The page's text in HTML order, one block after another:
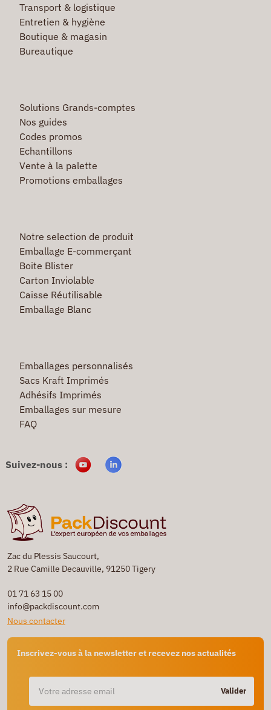
Zac du Plessis Saucourt,
2 Rue Camille Decauville, 91250 Tigery
01 71 63 15 00
info@packdiscount.com
Nous contacter
Inscrivez-vous à la newsletter et recevez nos actualités
Valider
Transport & logistique
Entretien & hygiène
Boutique & magasin
Bureautique
Solutions Grands-comptes
Nos guides
Codes promos
Echantillons
Vente à la palette
Promotions emballages
Notre selection de produit
Emballage E-commerçant
Boite Blister
Carton Inviolable
Caisse Réutilisable
Emballage Blanc
Emballages personnalisés
Sacs Kraft Imprimés
Adhésifs Imprimés
Emballages sur mesure
FAQ
Suivez-nous :